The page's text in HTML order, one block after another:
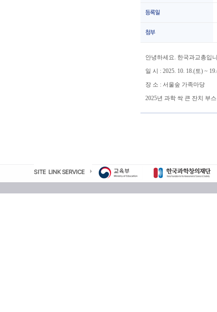
안녕하세요. 한국과교총입
일 시 : 2025. 10. 18.(토) ~
장 소 : 서울숲 가족마당
2025년 과학 싹 큰 잔치 부